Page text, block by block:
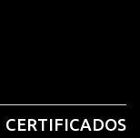
CERTIFICADOS